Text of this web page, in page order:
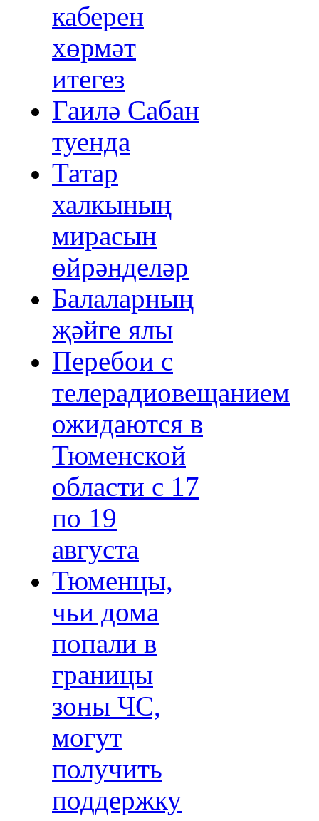
каберен
хөрмәт
итегез
Гаилә Сабан
туенда
Татар
халкының
мирасын
өйрәнделәр
Балаларның
җәйге ялы
Перебои с
телерадиовещанием
ожидаются в
Тюменской
области с 17
по 19
августа
Тюменцы,
чьи дома
попали в
границы
зоны ЧС,
могут
получить
поддержку